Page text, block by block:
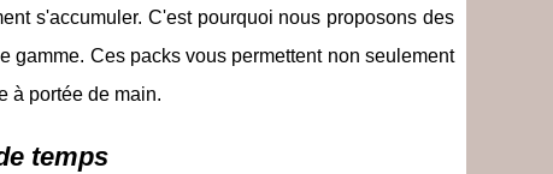
s'accumuler. C'est pourquoi nous proposons des
gamme. Ces packs vous permettent non seulement
à portée de main.
temps